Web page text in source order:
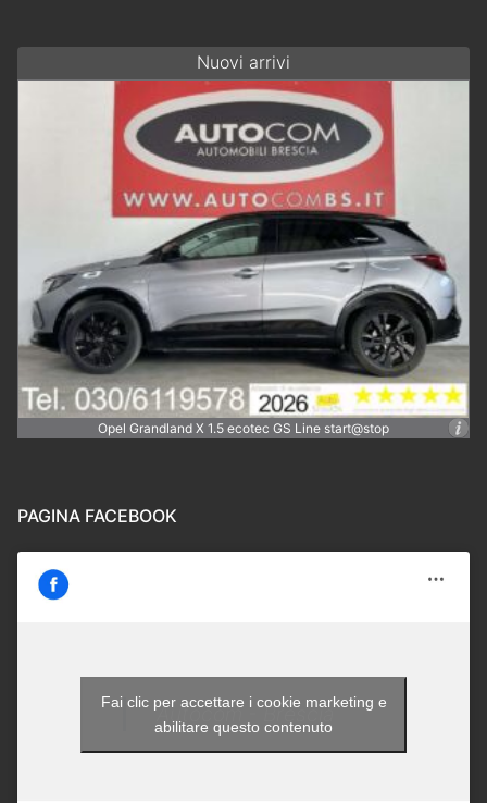
Nuovi arrivi
Opel Grandland X 1.5 ecotec GS Line start@stop
PAGINA FACEBOOK
Autocom - Brescia
Fai clic per accettare i cookie marketing e
abilitare questo contenuto